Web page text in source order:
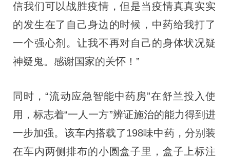
信我们可以战胜疫情，但是当疫情真真实实
的发生在了自己身边的时候，中药给我打了
一个强心剂。让我不再对自己的身体状况疑
神疑鬼。感谢国家的关怀！”
同时，“流动应急智能中药房”在舒兰投入使
用，标志着“一人一方”辨证施治的能力得到进
一步加强。该车内搭载了198味中药，分别装
在车内两侧排布的小圆盒子里，盒子上标注